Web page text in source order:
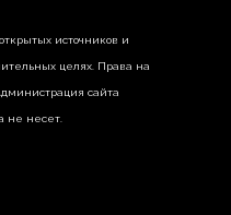
источников и
целях. Права на
сайта
не несет.